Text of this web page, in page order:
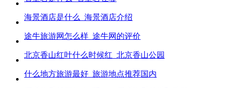
海景酒店是什么_海景酒店介绍
途牛旅游网怎么样_途牛网的评价
北京香山红叶什么时候红_北京香山公园
什么地方旅游最好_旅游地点推荐国内